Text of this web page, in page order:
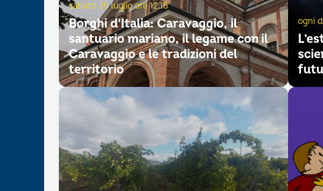
sabato 25 luglio ore 12.15
Borghi d’Italia: Caravaggio, il
santuario mariano, il legame con il
Caravaggio e le tradizioni del
territorio
ogni